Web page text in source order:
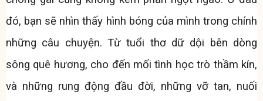
đó, bạn sẽ nhìn thấy hình bóng của mình trong chính
những câu chuyện. Từ tuổi thơ dữ dội bên dòng
sông quê hương, cho đến mối tình học trò thầm kín,
và những rung động đầu đời, những vỡ tan, nuối